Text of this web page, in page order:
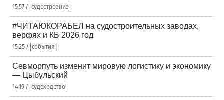
15:57 / судостроение
#ЧИТАЮКОРАБЕЛ на судостроительных заводах,
верфях и КБ 2026 год
15:25 / события
Севморпуть изменит мировую логистику и экономику
— Цыбульский
14:19 / судоходство